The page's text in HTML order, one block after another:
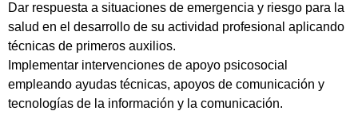
Dar respuesta a situaciones de emergencia y riesgo para la
salud en el desarrollo de su actividad profesional aplicando
técnicas de primeros auxilios.
Implementar intervenciones de apoyo psicosocial
empleando ayudas técnicas, apoyos de comunicación y
tecnologías de la información y la comunicación.